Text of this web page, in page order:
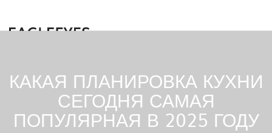
КАКАЯ ПЛАНИРОВКА КУХНИ
СЕГОДНЯ САМАЯ
ПОПУЛЯРНАЯ В 2025 ГОДУ